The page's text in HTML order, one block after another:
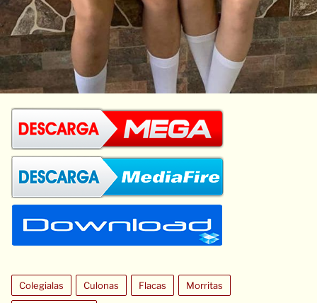
Colegialas Culonas Flacas Morritas